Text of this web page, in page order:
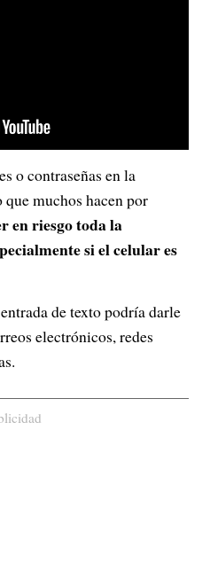
o contraseñas en la
muchos hacen por
en riesgo toda la
si el celular es
de texto podría darle
electrónicos, redes